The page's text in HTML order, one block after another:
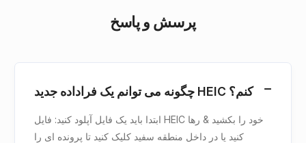
پرسش و پاسخ
چگونه می توانم یک فراداده جدید HEIC کنم؟
ابتدا باید یک فایل آپلود کنید: فایل HEIC خود را بکشید & رها
کنید یا در داخل منطقه سفید کلیک کنید تا پرونده ای را